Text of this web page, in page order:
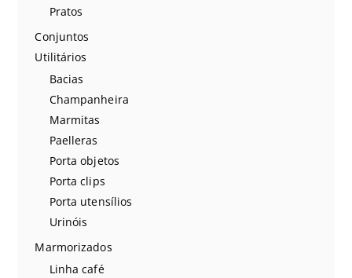
Pratos
Conjuntos
Utilitários
Bacias
Champanheira
Marmitas
Paelleras
Porta objetos
Porta clips
Porta utensílios
Urinóis
Marmorizados
Linha café